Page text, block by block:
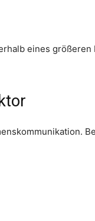
eines größeren